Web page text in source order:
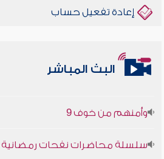
إعادة تفعيل حساب
البث المباشر
أخلاقنا أصالة ومعاصرة